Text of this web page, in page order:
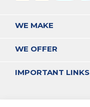
WE MAKE
WE OFFER
IMPORTANT LINKS